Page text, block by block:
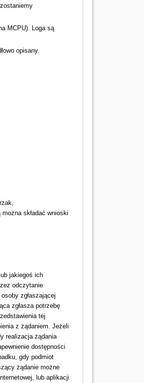
MCPU). Loga są
opisany.
można składać wnioski
jakiegoś ich
odczytanie
zgłaszającej
zgłasza potrzebę
tej
z żądaniem. Jeżeli
realizacja żądania
dostępności
gdy podmiot
żądanie możne
lub aplikacji